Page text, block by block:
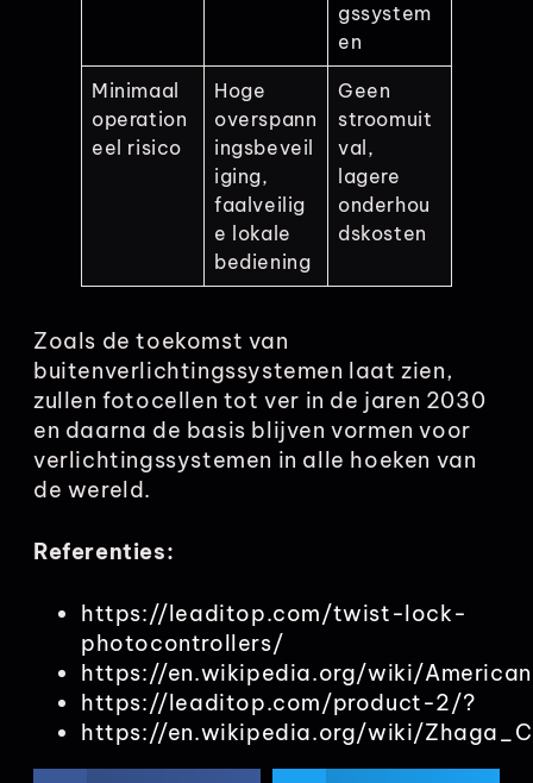
gssystem
en
Minimaal
operation
eel risico
Hoge
overspann
ingsbeveil
iging,
faalveilig
e lokale
bediening
Geen
stroomuit
val,
lagere
onderhou
dskosten
Zoals de toekomst van
buitenverlichtingssystemen laat zien,
zullen fotocellen tot ver in de jaren 2030
en daarna de basis blijven vormen voor
verlichtingssystemen in alle hoeken van
de wereld.
Referenties:
https://leaditop.com/twist-lock-
photocontrollers/
https://en.wikipedia.org/wiki/
https://leaditop.com/product-2/?
https://en.wikipedia.org/wiki/